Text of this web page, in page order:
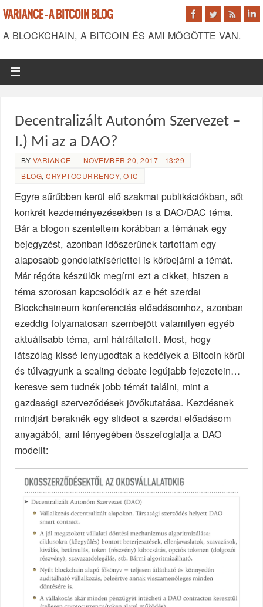
VARIANCE - A BITCOIN BLOG
A BLOCKCHAIN, A BITCOIN ÉS AMI MÖGÖTTE VAN.
Decentralizált Autonóm Szervezet –
I.) Mi az a DAO?
BY VARIANCE
NOVEMBER 20, 2017 - 13:29
BLOG,CRYPTOCURRENCY,OTC
Egyre sűrűbben kerül elő szakmai publikációkban, sőt
konkrét kezdeményezésekben is a DAO/DAC téma.
Bár a blogon szenteltem korábban a témának egy
bejegyzést, azonban időszerűnek tartottam egy
alaposabb gondolatkísérlettel is körbejárni a témát.
Már régóta készülök megírni ezt a cikket, hiszen a
téma szorosan kapcsolódik az e hét szerdai
Blockchaineum konferenciás előadásomhoz, azonban
ezeddig folyamatosan szembejött valamilyen egyéb
aktuálisabb téma, ami hátráltatott. Most, hogy
látszólag kissé lenyugodtak a kedélyek a Bitcoin körül
és túlvagyunk a scaling debate legújabb fejezetein…
keresve sem tudnék jobb témát találni, mint a
gazdasági szerveződések jövőkutatása. Kezdésnek
mindjárt beraknék egy slideot a szerdai előadásom
anyagából, ami lényegében összefoglalja a DAO
modellt: